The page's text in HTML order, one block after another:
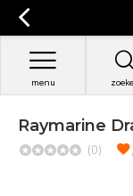
menu
Raymarine
(0)